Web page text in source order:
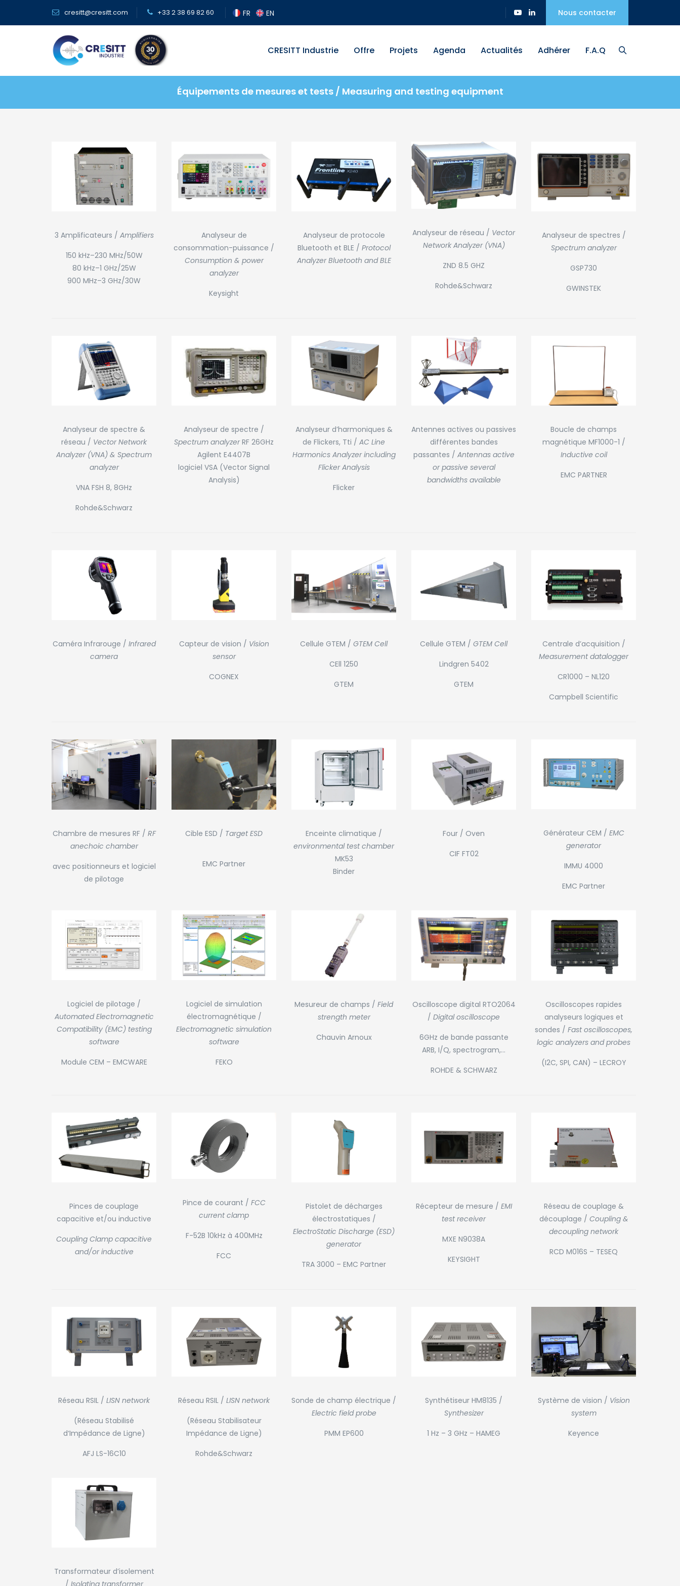
cresitt@cresitt.com +33 2 38 69 82 60 FR EN Nous contacter
CRESITT Industrie Offre Projets Agenda Actualités Adhérer F.A.Q
Équipements de mesures et tests / Measuring and testing equipment
3 Amplificateurs / Amplifiers
150 kHz–230 MHz/50W
80 kHz–1 GHz/25W
900 MHz–3 GHz/30W
Analyseur de
consommation-puissance /
Consumption & power
analyzer
Keysight
Analyseur de protocole
Bluetooth et BLE / Protocol
Analyzer Bluetooth and BLE
Analyseur de réseau / Vector
Network Analyzer (VNA)
ZND 8.5 GHZ
Rohde&Schwarz
Analyseur de spectres /
Spectrum analyzer
GSP730
GWINSTEK
Analyseur de spectre &
réseau / Vector Network
Analyzer (VNA) & Spectrum
analyzer
VNA FSH 8, 8GHz
Rohde&Schwarz
Analyseur de spectre /
Spectrum analyzerRF 26GHz
Agilent E4407B
logiciel VSA (Vector Signal
Analysis)
Analyseur d’harmoniques &
de Flickers, Tti / AC Line
Harmonics Analyzer including
Flicker Analysis
Flicker
Antennes actives ou passives
différentes bandes
passantes / Antennas active
or passive several
bandwidths available
Boucle de champs
magnétique MF1000-1 /
Inductive coil
EMC PARTNER
Caméra Infrarouge / Infrared
camera
Capteur de vision / Vision
sensor
COGNEX
Cellule GTEM / GTEM Cell
CEll 1250
GTEM
Cellule GTEM / GTEM Cell
Lindgren 5402
GTEM
Centrale d’acquisition /
Measurement datalogger
CR1000 – NL120
Campbell Scientific
Chambre de mesures RF / RF
anechoic chamber
avec positionneurs et logiciel
de pilotage
Cible ESD / Target ESD
EMC Partner
Enceinte climatique /
environmental test chamber
MK53
Binder
Four / Oven
CIF FT02
Générateur CEM / EMC
generator
IMMU 4000
EMC Partner
Logiciel de pilotage /
Automated Electromagnetic
Compatibility (EMC) testing
software
Module CEM – EMCWARE
Logiciel de simulation
électromagnétique /
Electromagnetic simulation
software
FEKO
Mesureur de champs / Field
strength meter
Chauvin Arnoux
Oscilloscope digital RTO2064
/ Digital oscilloscope
6GHz de bande passante
ARB, I/Q, spectrogram,…
ROHDE & SCHWARZ
Oscilloscopes rapides
analyseurs logiques et
sondes / Fast oscilloscopes,
logic analyzers and probes
(I2C, SPI, CAN) – LECROY
Pinces de couplage
capacitive et/ou inductive
Coupling Clamp capacitive
and/or inductive
Pince de courant / FCC
current clamp
F-52B 10kHz à 400MHz
FCC
Pistolet de décharges
électrostatiques /
ElectroStatic Discharge (ESD)
generator
TRA 3000 – EMC Partner
Récepteur de mesure / EMI
test receiver
MXE N9038A
KEYSIGHT
Réseau de couplage &
découplage / Coupling &
decoupling network
RCD M016S – TESEQ
Réseau RSIL / LISN network
(Réseau Stabilisé
d‘Impédance de Ligne)
AFJ LS-16C10
Réseau RSIL / LISN network
(Réseau Stabilisateur
Impédance de Ligne)
Rohde&Schwarz
Sonde de champ électrique /
Electric field probe
PMM EP600
Synthétiseur HM8135 /
Synthesizer
1 Hz – 3 GHz – HAMEG
Système de vision / Vision
system
Keyence
Transformateur d’isolement
/ Isolating transformer